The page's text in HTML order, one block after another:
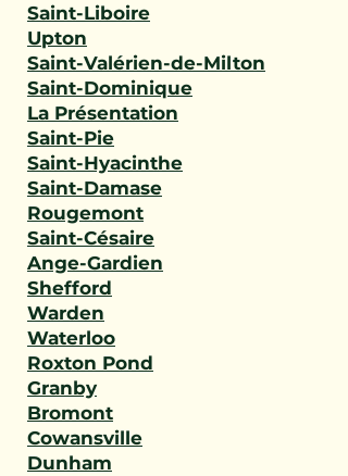
Saint-Liboire
Upton
Saint-Valérien-de-Milton
Saint-Dominique
La Présentation
Saint-Pie
Saint-Hyacinthe
Saint-Damase
Rougemont
Saint-Césaire
Ange-Gardien
Shefford
Warden
Waterloo
Roxton Pond
Granby
Bromont
Cowansville
Dunham